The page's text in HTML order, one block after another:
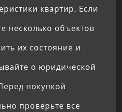
квартир. Если
несколько объектов
их состояние и
о юридической
покупкой
проверьте все